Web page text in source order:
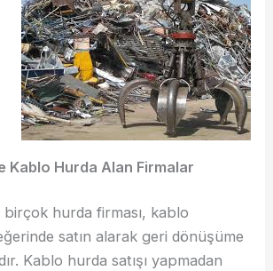
Kablo Hurda Alan Firmalar
birçok hurda firması, kablo
satın alarak geri dönüşüme
Kablo hurda satışı yapmadan